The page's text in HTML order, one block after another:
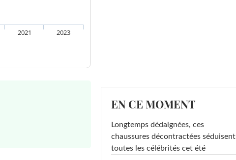
2021 2023
EN CE MOMENT
Longtemps dédaignées, ces
chaussures décontractées séduisent
toutes les célébrités cet été